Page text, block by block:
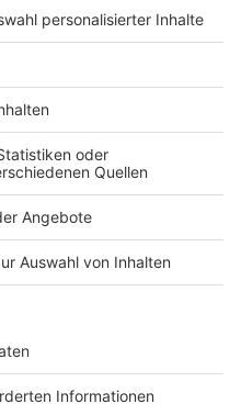
Kontakt
Studio-Hotline
Verkehrs-Hotline
Newsletter